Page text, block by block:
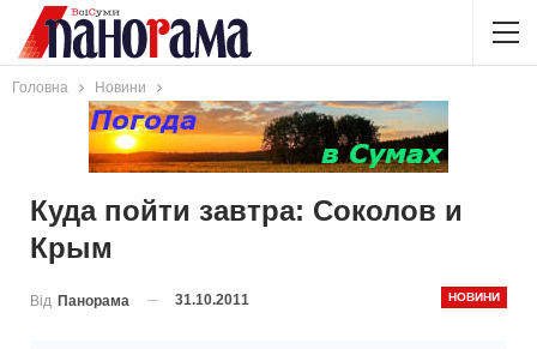
Головна Новини
Куда пойти завтра: Соколов и
Крым
НОВИНИ
Від Панорама 31.10.2011